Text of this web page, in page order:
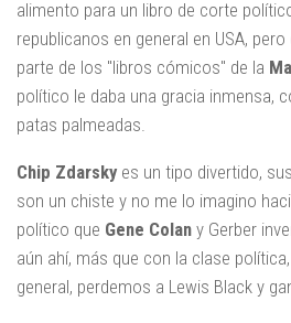
alimento para un libro de corte
republicanos en general en USA,
parte de los "libros cómicos" de la
político le daba una gracia inmensa,
patas palmeadas.
Chip Zdarsky es un tipo divertido,
son un chiste y no me lo imagino
político que Gene Colan y Gerber
aún ahí, más que con la clase
general, perdemos a Lewis Black y